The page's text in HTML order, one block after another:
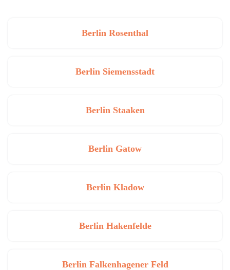
Berlin Rosenthal
Berlin Siemensstadt
Berlin Staaken
Berlin Gatow
Berlin Kladow
Berlin Hakenfelde
Berlin Falkenhagener Feld